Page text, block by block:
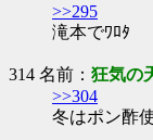
>>295
滝本でﾜﾛﾀ
314 名前： 狂気の
>>304
冬はポン酢